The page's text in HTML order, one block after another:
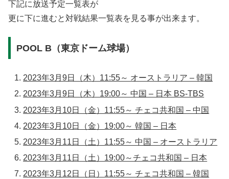
下記に放送予定一覧表が
更に下に進むと対戦結果一覧表を見る事が出来ます。
POOL B（東京ドーム球場）
2023年3月9日（木）11:55～ オーストラリア – 韓国
2023年3月9日（木）19:00～ 中国 – 日本 BS-TBS
2023年3月10日（金）11:55～ チェコ共和国 – 中国
2023年3月10日（金）19:00～ 韓国 – 日本
2023年3月11日（土）11:55～ 中国 – オーストラリア
2023年3月11日（土）19:00～チェコ共和国 – 日本
2023年3月12日（日）11:55～ チェコ共和国 – 韓国